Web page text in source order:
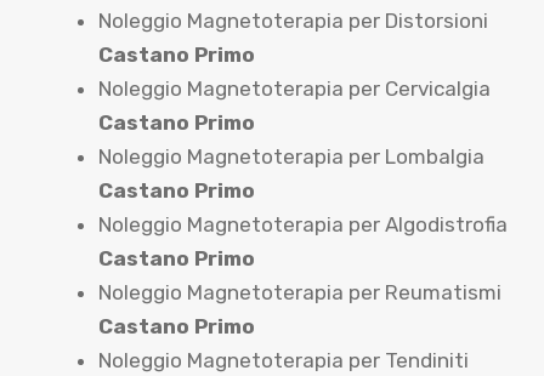
Noleggio Magnetoterapia per Distorsioni
Castano Primo
Noleggio Magnetoterapia per Cervicalgia
Castano Primo
Noleggio Magnetoterapia per Lombalgia
Castano Primo
Noleggio Magnetoterapia per Algodistrofia
Castano Primo
Noleggio Magnetoterapia per Reumatismi
Castano Primo
Noleggio Magnetoterapia per Tendiniti